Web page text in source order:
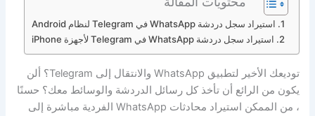
استيراد سجل دردشة WhatsApp في Telegram لنظام Android
استيراد سجل دردشة WhatsApp في Telegram لأجهزة iPhone
توديعك الأخير لتطبيق WhatsApp والانتقال إلى Telegram؟ ألن
يكون من الرائع أن تأخذ كل رسائل الدردشة والوسائط معك؟ حسنًا
، من الممكن استيراد محادثات WhatsApp الفردية مباشرة إلى